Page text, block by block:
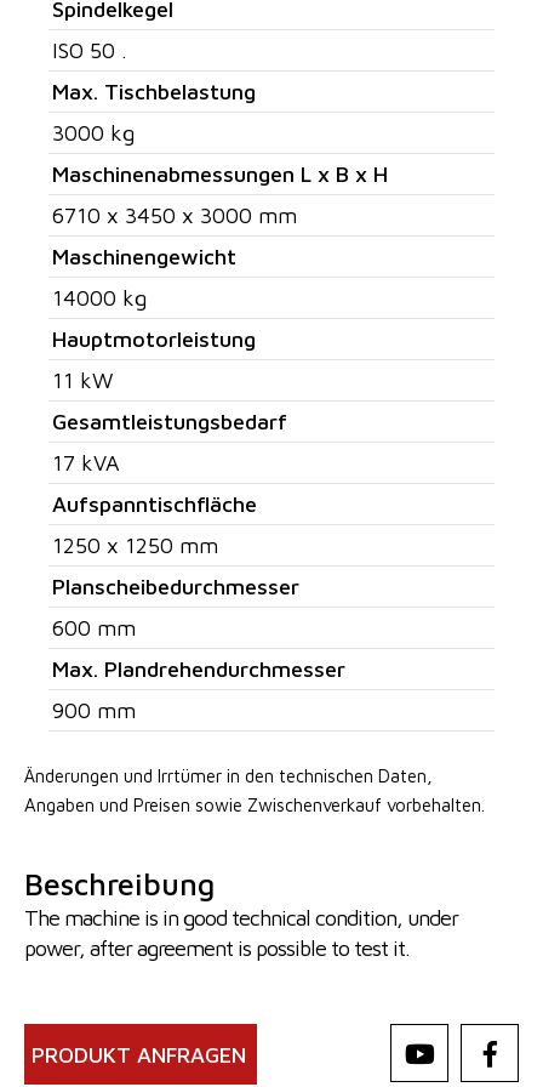
Spindelkegel
ISO 50 .
Max. Tischbelastung
3000 kg
Maschinenabmessungen L x B x H
6710 x 3450 x 3000 mm
Maschinengewicht
14000 kg
Hauptmotorleistung
11 kW
Gesamtleistungsbedarf
17 kVA
Aufspanntischfläche
1250 x 1250 mm
Planscheibedurchmesser
600 mm
Max. Plandrehendurchmesser
900 mm
Änderungen und Irrtümer in den technischen Daten,
Angaben und Preisen sowie Zwischenverkauf vorbehalten.
Beschreibung
The machine is in good technical condition, under
power, after agreement is possible to test it.
PRODUKT ANFRAGEN